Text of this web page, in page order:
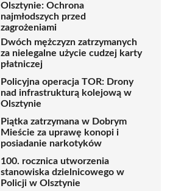
Olsztynie: Ochrona
najmłodszych przed
zagrożeniami
Dwóch mężczyzn zatrzymanych
za nielegalne użycie cudzej karty
płatniczej
Policyjna operacja TOR: Drony
nad infrastrukturą kolejową w
Olsztynie
Piątka zatrzymana w Dobrym
Mieście za uprawę konopi i
posiadanie narkotyków
100. rocznica utworzenia
stanowiska dzielnicowego w
Policji w Olsztynie